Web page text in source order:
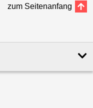
zum Seitenanfang